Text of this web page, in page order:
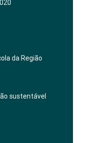
da Região
sustentável